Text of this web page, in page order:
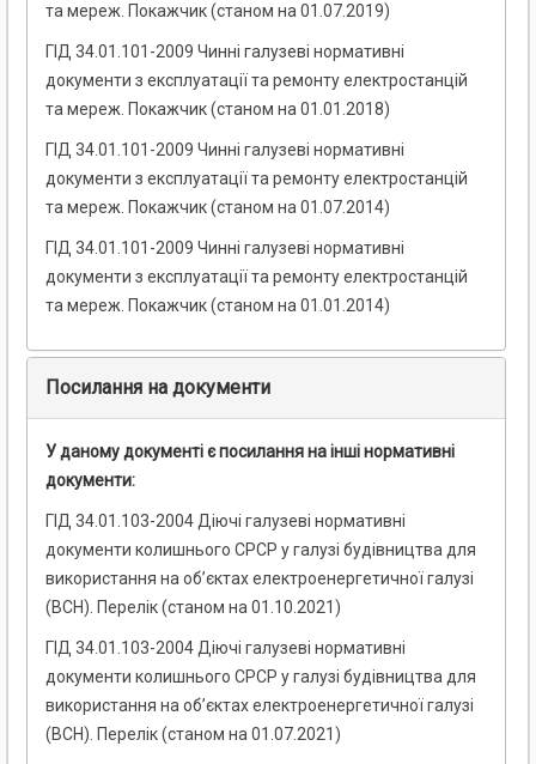
та мереж. Покажчик (станом на 01.07.2019)
ГІД 34.01.101-2009 Чинні галузеві нормативні
документи з експлуатації та ремонту електростанцій
та мереж. Покажчик (станом на 01.01.2018)
ГІД 34.01.101-2009 Чинні галузеві нормативні
документи з експлуатації та ремонту електростанцій
та мереж. Покажчик (станом на 01.07.2014)
ГІД 34.01.101-2009 Чинні галузеві нормативні
документи з експлуатації та ремонту електростанцій
та мереж. Покажчик (станом на 01.01.2014)
Посилання на документи
У даному документі є посилання на інші нормативні
документи:
ГІД 34.01.103-2004 Діючі галузеві нормативні
документи колишнього СРСР у галузі будівництва для
використання на об’єктах електроенергетичної галузі
(ВСН). Перелік (станом на 01.10.2021)
ГІД 34.01.103-2004 Діючі галузеві нормативні
документи колишнього СРСР у галузі будівництва для
використання на об’єктах електроенергетичної галузі
(ВСН). Перелік (станом на 01.07.2021)